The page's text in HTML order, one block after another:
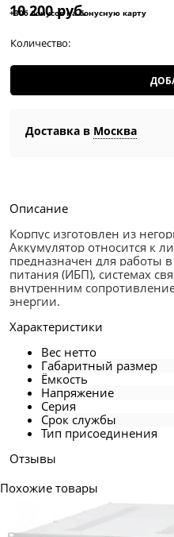
10 200 руб.
+306 бонусов на бонусную карту
Количество:
Доставка в Москва
Описание
Корпус изготовлен из
Аккумулятор относится к
предназначен для работы
питания (ИБП), системах
внутренним
энергии.
Характеристики
Вес нетто
Габаритный размер
Ёмкость
Напряжение
Серия
Срок службы
Тип присоединения
Отзывы
Похожие товары